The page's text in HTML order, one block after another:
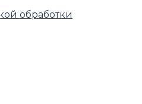
обработки